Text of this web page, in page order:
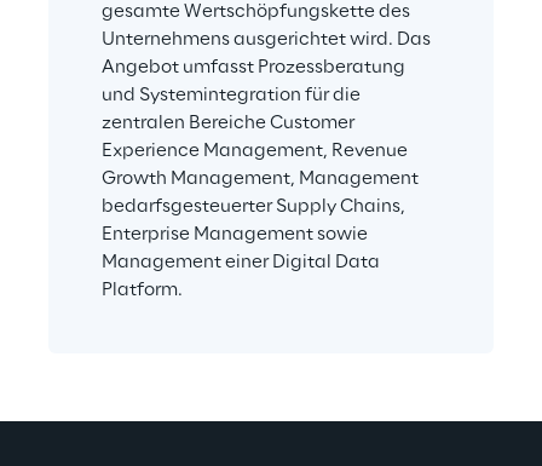
gesamte Wertschöpfungskette des
Unternehmens ausgerichtet wird. Das
Angebot umfasst Prozessberatung
und Systemintegration für die
zentralen Bereiche Customer
Experience Management, Revenue
Growth Management, Management
bedarfsgesteuerter Supply Chains,
Enterprise Management sowie
Management einer Digital Data
Platform.